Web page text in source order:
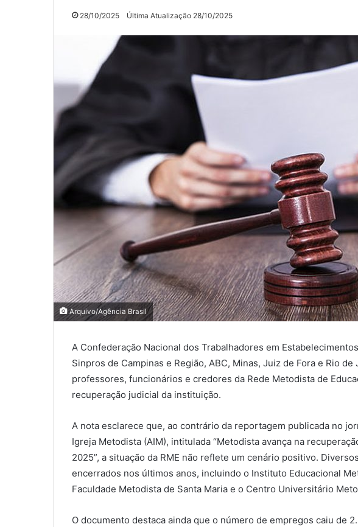
28/10/2025 Última Atualização 28/10/2025
Arquivo/Agência Brasil
A Confederação Nacional dos Trabalhadores em
Sinpros de Campinas e Região, ABC, Minas, Juiz de Fora e Rio
professores, funcionários e credores da Rede Metodista de
recuperação judicial da instituição.
A nota esclarece que, ao contrário da reportagem publicada no
Igreja Metodista (AIM), intitulada “Metodista avança na
2025”, a situação da RME não reflete um cenário positivo.
encerrados nos últimos anos, incluindo o Instituto Educacional
Faculdade Metodista de Santa Maria e o Centro Universitário
O documento destaca ainda que o número de empregos caiu de